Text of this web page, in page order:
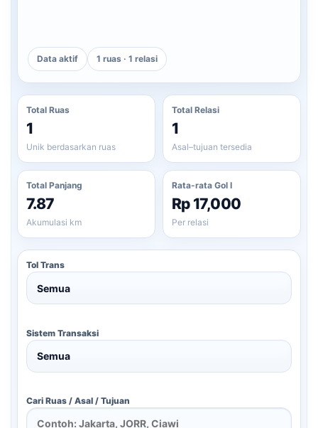
Data aktif 1 ruas · 1 relasi
Total Ruas
1
Unik berdasarkan ruas
Total Relasi
1
Asal–tujuan tersedia
Total Panjang
7.87
Akumulasi km
Rata-rata Gol I
Rp 17,000
Per relasi
Tol Trans
Sistem Transaksi
Cari Ruas / Asal / Tujuan